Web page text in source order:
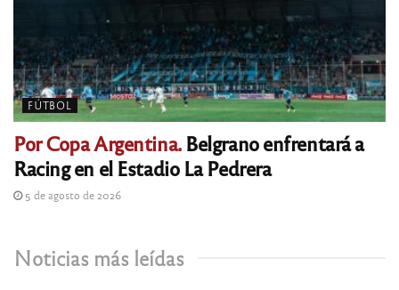
FÚTBOL
Por Copa Argentina.Belgrano enfrentará a
Racing en el Estadio La Pedrera
5 de agosto de 2026
Noticias más leídas